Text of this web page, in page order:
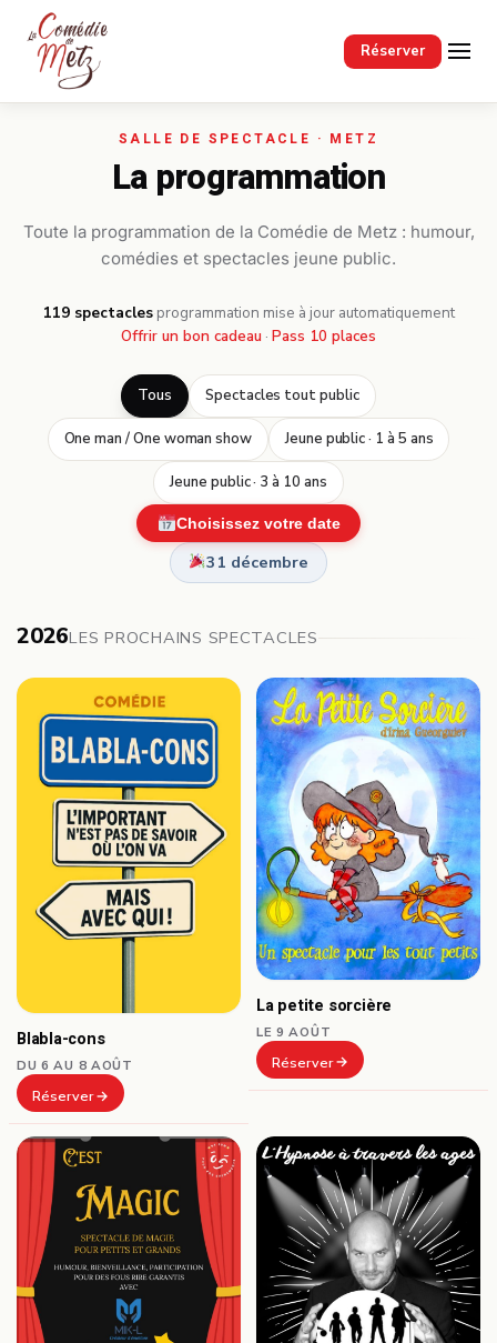
Réserver
Passer au contenu principal
La programmation
Toute la programmation de la Comédie de Metz : humour,
comédies et spectacles jeune public.
119 spectacles· programmation mise à jour automatiquement
Offrir un bon cadeau · Pass 10 places
Tous Spectacles tout public
One man / One woman show Jeune public · 1 à 5 ans
Jeune public · 3 à 10 ans
Choisissez votre date
31 décembre
2026LES PROCHAINS SPECTACLES
Blabla-cons
DU 6 AU 8 AOÛT
Réserver
La petite sorcière
LE 9 AOÛT
Réserver